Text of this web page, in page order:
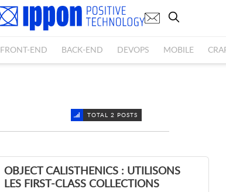
FRONT-END BACK-END DEVOPS MOBILE
TOTAL 2 POSTS
OBJECT CALISTHENICS : UTILISONS
LES FIRST-CLASS COLLECTIONS